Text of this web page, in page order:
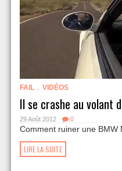
FAIL , VIDÉOS
Il se crashe au volant
29 Août 2012 0
Comment ruiner une BMW
LIRE LA SUITE